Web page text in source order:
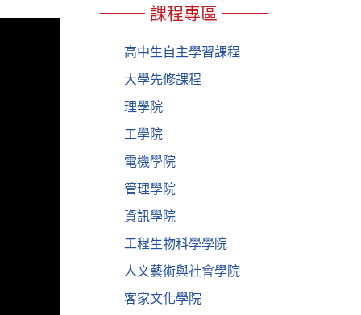
課程專區
高中生自主學習課程
大學先修課程
理學院
工學院
電機學院
管理學院
資訊學院
工程生物科學學院
人文藝術與社會學院
客家文化學院